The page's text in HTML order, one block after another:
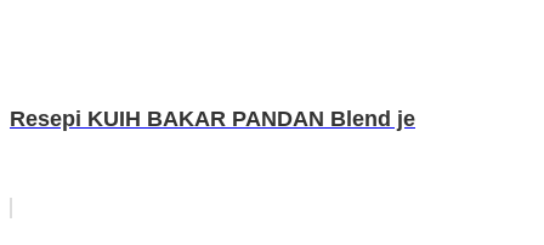
Resepi KUIH BAKAR PANDAN Blend je